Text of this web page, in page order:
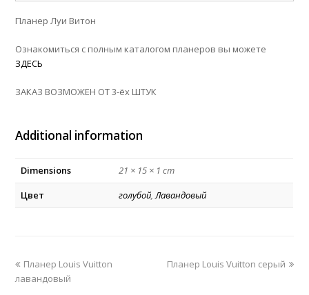
Планер Луи Витон
Ознакомиться с полным каталогом планеров вы можете
ЗДЕСЬ
ЗАКАЗ ВОЗМОЖЕН ОТ 3-ёх ШТУК
Additional information
Dimensions
21 × 15 × 1 cm
Цвет
голубой,Лавандовый
previous
post:
Планер Louis Vuitton
лавандовый
next
Планер Louis Vuitton серый